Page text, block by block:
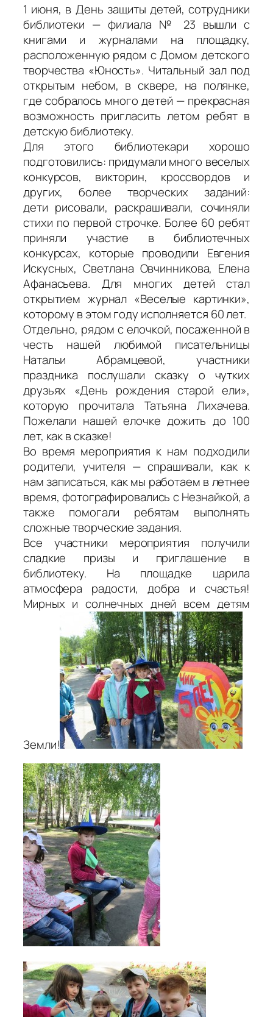
1 июня, в День защиты детей, сотрудники
библиотеки — филиала № 23 вышли с
книгами и журналами на площадку,
расположенную рядом с Домом детского
творчества «Юность». Читальный зал под
открытым небом, в сквере, на полянке,
где собралось много детей — прекрасная
возможность пригласить летом ребят в
детскую библиотеку.
Для этого библиотекари хорошо
подготовились: придумали много веселых
конкурсов, викторин, кроссвордов и
других, более творческих заданий:
дети рисовали, раскрашивали, сочиняли
стихи по первой строчке. Более 60 ребят
приняли участие в библиотечных
конкурсах, которые проводили Евгения
Искусных, Светлана Овчинникова, Елена
Афанасьева. Для многих детей стал
открытием журнал «Веселые картинки»,
которому в этом году исполняется 60 лет.
Отдельно, рядом с елочкой, посаженной в
честь нашей любимой писательницы
Натальи Абрамцевой, участники
праздника послушали сказку о чутких
друзьях «День рождения старой ели»,
которую прочитала Татьяна Лихачева.
Пожелали нашей елочке дожить до 100
лет, как в сказке!
Во время мероприятия к нам подходили
родители, учителя — спрашивали, как к
нам записаться, как мы работаем в летнее
время, фотографировались с Незнайкой, а
также помогали ребятам выполнять
сложные творческие задания.
Все участники мероприятия получили
сладкие призы и приглашение в
библиотеку. На площадке царила
атмосфера радости, добра и счастья!
Мирных и солнечных дней всем детям
Земли!